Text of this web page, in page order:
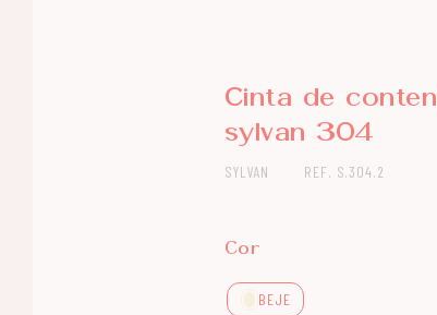
Cinta de
sylvan 304
SYLVAN REF. S.304.2
Cor
BEJE